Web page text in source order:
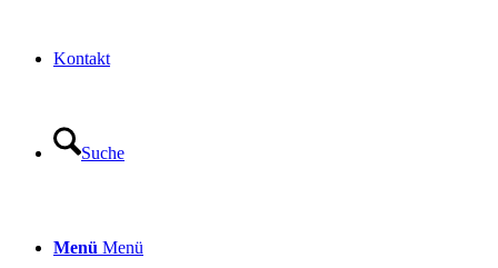
Kontakt
Suche
Menü Menü